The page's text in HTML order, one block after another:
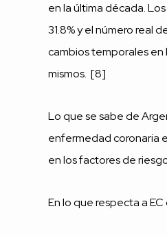
en la última década.
31.8% y el número real
cambios temporales en
mismos. [8]
Lo que se sabe de
enfermedad coronaria
en los factores de
En lo que respecta a